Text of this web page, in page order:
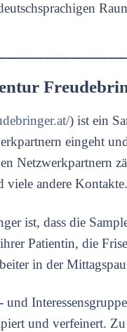
) ist ein
eingeht
Netzwerkpartnern
viele andere Kontakte.
ist, dass die
Patientin, die
in der
und verfeinert.